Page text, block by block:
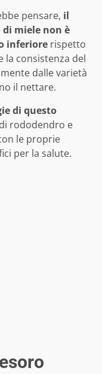
pensare, il
miele non è
inferiore rispetto
la consistenza del
dalle varietà
il nettare.
di questo
rododendro e
le proprie
per la salute.